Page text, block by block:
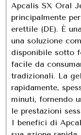
Apcalis SX Oral
principalmente
erettile (DE). È
una soluzione
disponibile sotto
facile da
tradizionali. La
rapidamente,
minuti, fornendo
le prestazioni
I benefici di